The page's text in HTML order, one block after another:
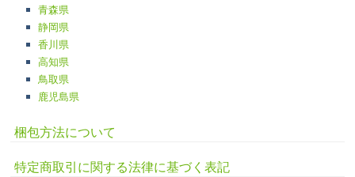
青森県
静岡県
香川県
高知県
鳥取県
鹿児島県
梱包方法について
特定商取引に関する法律に基づく表記